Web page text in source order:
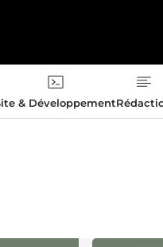
& Développement